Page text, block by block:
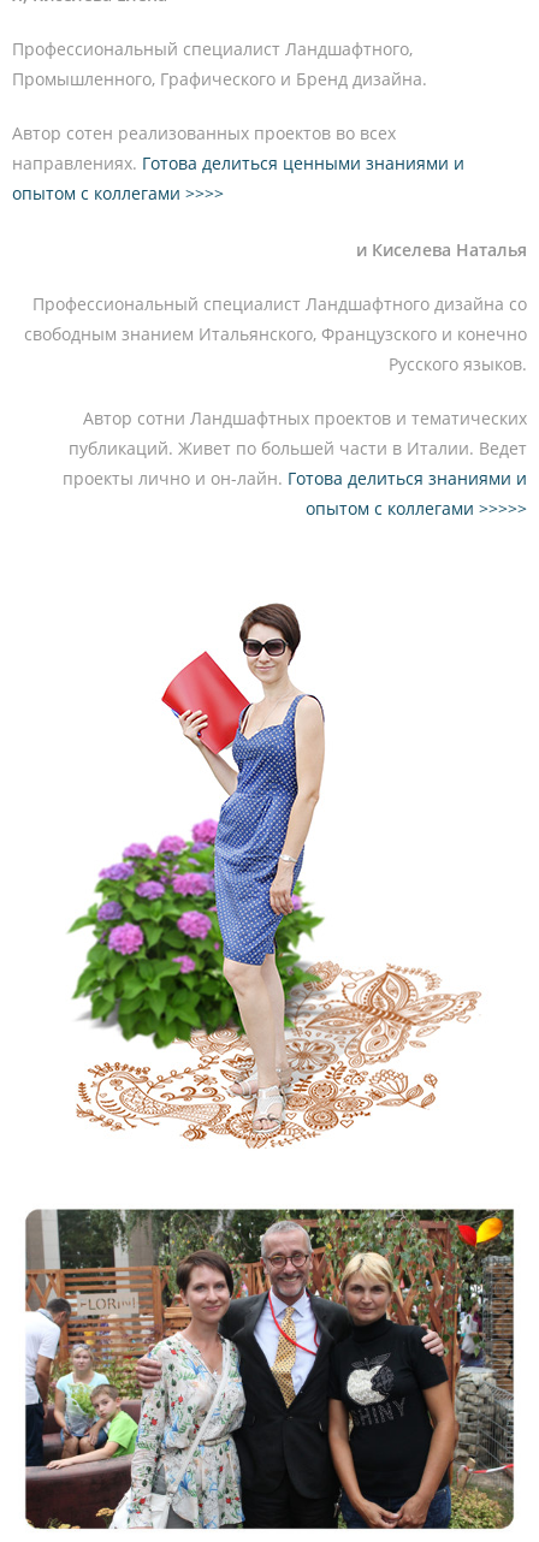
Профессиональный специалист Ландшафтного,
Промышленного, Графического и Бренд дизайна.
Автор сотен реализованных проектов во всех
направлениях. Готова делиться ценными знаниями и
опытом с коллегами >>>>
и Киселева Наталья
Профессиональный специалист Ландшафтного дизайна со
свободным знанием Итальянского, Французского и конечно
Русского языков.
Автор сотни Ландшафтных проектов и тематических
публикаций. Живет по большей части в Италии. Ведет
проекты лично и он-лайн. Готова делиться знаниями и
опытом с коллегами >>>>>